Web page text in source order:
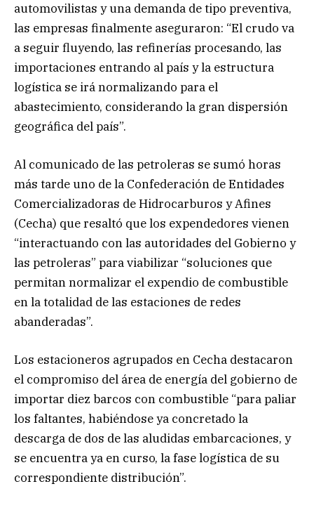
automovilistas y una demanda de tipo preventiva,
las empresas finalmente aseguraron: “El crudo va
a seguir fluyendo, las refinerías procesando, las
importaciones entrando al país y la estructura
logística se irá normalizando para el
abastecimiento, considerando la gran dispersión
geográfica del país”.
Al comunicado de las petroleras se sumó horas
más tarde uno de la Confederación de Entidades
Comercializadoras de Hidrocarburos y Afines
(Cecha) que resaltó que los expendedores vienen
“interactuando con las autoridades del Gobierno y
las petroleras” para viabilizar “soluciones que
permitan normalizar el expendio de combustible
en la totalidad de las estaciones de redes
abanderadas”.
Los estacioneros agrupados en Cecha destacaron
el compromiso del área de energía del gobierno de
importar diez barcos con combustible “para paliar
los faltantes, habiéndose ya concretado la
descarga de dos de las aludidas embarcaciones, y
se encuentra ya en curso, la fase logística de su
correspondiente distribución”.